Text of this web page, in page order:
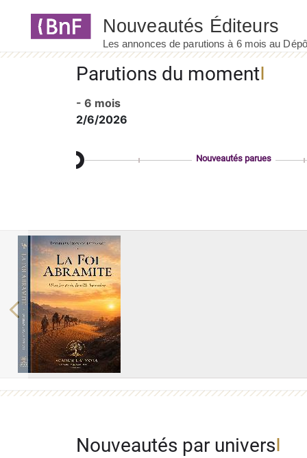
Parutions du moment
- 6 mois
2/6/2026
Nouveautés parues
Previous
Nouveautés par univers